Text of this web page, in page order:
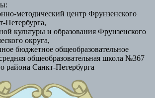
методический центр Фрунзенского
Петербурга,
культуры и образования Фрунзенского
округа,
бюджетное общеобразовательное
общеобразовательная школа №367
района Санкт-Петербурга